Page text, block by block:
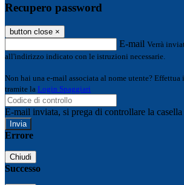
Recupero password
button close ×
E-mail Verrà
all'indirizzo indicato con le istruzioni necessarie.
Non hai una e-mail associata al nome utente? Effettua
tramite la Login Spaggiari
E-mail inviata, si prega di controllare la
Errore
Chiudi
Successo